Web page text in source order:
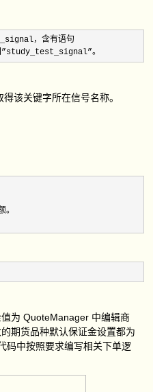
，含有语句
。
该关键字所在信号名称。
为 QuoteManager 中编辑商
期货品种默认保证金设置都为
码中按照要求编写相关下单逻